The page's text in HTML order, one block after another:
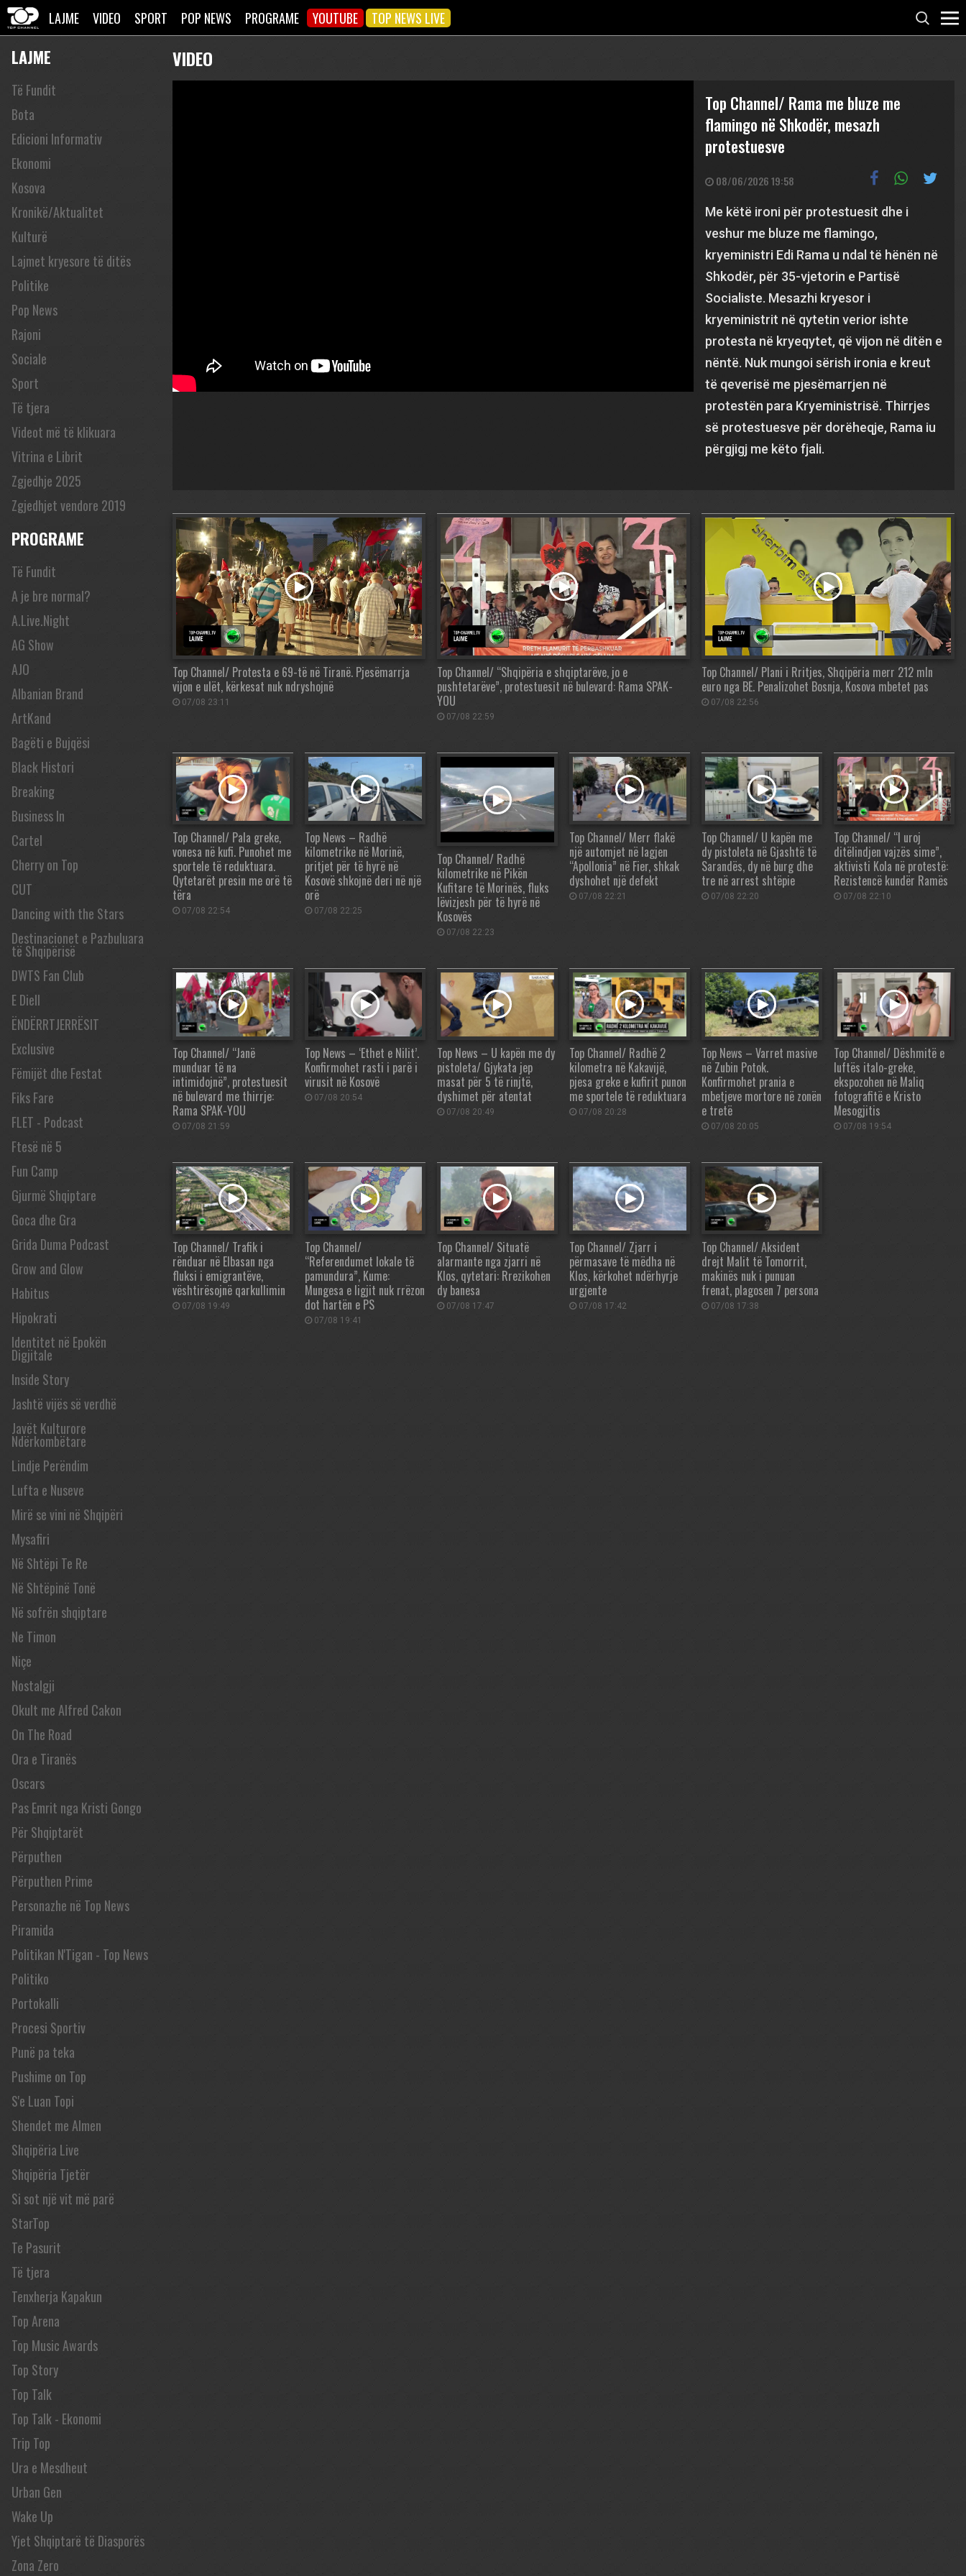
LAJME VIDEO SPORT POP NEWS PROGRAME YOUTUBE TOP NEWS LIVE
LAJME
Të Fundit
Bota
Edicioni Informativ
Ekonomi
Kosova
Kronikë/Aktualitet
Kulturë
Lajmet kryesore të ditës
Politike
Pop News
Rajoni
Sociale
Sport
Të tjera
Videot më të klikuara
Vitrina e Librit
Zgjedhje 2025
Zgjedhjet vendore 2019
PROGRAME
Të Fundit
A je bre normal?
A.Live.Night
AG Show
AJO
Albanian Brand
ArtKand
Bagëti e Bujqësi
Black Histori
Breaking
Business In
Cartel
Cherry on Top
CUT
Dancing with the Stars
Destinacionet e Pazbuluara
të Shqipërisë
DWTS Fan Club
E Diell
ËNDËRRTJERRËSIT
Exclusive
Fëmijët dhe Festat
Fiks Fare
FLET - Podcast
Ftesë në 5
Fun Camp
Gjurmë Shqiptare
Goca dhe Gra
Grida Duma Podcast
Grow and Glow
Habitus
Hipokrati
Identitet në Epokën
Digjitale
Inside Story
Jashtë vijës së verdhë
Javët Kulturore
Ndërkombëtare
Lindje Perëndim
Lufta e Nuseve
Mirë se vini në Shqipëri
Mysafiri
Në Shtëpi Te Re
Në Shtëpinë Tonë
Në sofrën shqiptare
Ne Timon
Niçe
Nostalgji
Okult me Alfred Cakon
On The Road
Ora e Tiranës
Oscars
Pas Emrit nga Kristi Gongo
Për Shqiptarët
Përputhen
Përputhen Prime
Personazhe në Top News
Piramida
Politikan N'Tigan - Top News
Politiko
Portokalli
Procesi Sportiv
Punë pa teka
Pushime on Top
S'e Luan Topi
Shendet me Almen
Shqipëria Live
Shqipëria Tjetër
Si sot një vit më parë
StarTop
Te Pasurit
Të tjera
Tenxherja Kapakun
Top Arena
Top Music Awards
Top Story
Top Talk
Top Talk - Ekonomi
Trip Top
Ura e Mesdheut
Urban Gen
Wake Up
Yjet Shqiptarë të Diasporës
Zona Zero
VIDEO
Top Channel/ Rama me bluze me
flamingo në Shkodër, mesazh
protestuesve
08/06/2026 19:58
Me këtë ironi për protestuesit dhe i
veshur me bluze me flamingo,
kryeministri Edi Rama u ndal të hënën në
Shkodër, për 35-vjetorin e Partisë
Socialiste. Mesazhi kryesor i
kryeministrit në qytetin verior ishte
protesta në kryeqytet, që vijon në ditën e
nëntë. Nuk mungoi sërish ironia e kreut
të qeverisë me pjesëmarrjen në
protestën para Kryeministrisë. Thirrjes
së protestuesve për dorëheqje, Rama iu
përgjigj me këto fjali.
Top Channel/ Protesta e 69-të në Tiranë. Pjesëmarrja
vijon e ulët, kërkesat nuk ndryshojnë
07/08 23:11
Top Channel/ “Shqipëria e shqiptarëve, jo e
pushtetarëve”, protestuesit në bulevard: Rama SPAK-
YOU
07/08 22:59
Top Channel/ Plani i Rritjes, Shqipëria merr 212 mln
euro nga BE. Penalizohet Bosnja, Kosova mbetet pas
07/08 22:56
Top Channel/ Pala greke,
vonesa në kufi. Punohet me
sportele të reduktuara.
Qytetarët presin me orë të
tëra
07/08 22:54
Top News – Radhë
kilometrike në Morinë,
pritjet për të hyrë në
Kosovë shkojnë deri në një
orë
07/08 22:25
Top Channel/ Radhë
kilometrike në Pikën
Kufitare të Morinës, fluks
lëvizjesh për të hyrë në
Kosovës
07/08 22:23
Top Channel/ Merr flakë
një automjet në lagjen
“Apollonia” në Fier, shkak
dyshohet një defekt
07/08 22:21
Top Channel/ U kapën me
dy pistoleta në Gjashtë të
Sarandës, dy në burg dhe
tre në arrest shtëpie
07/08 22:20
Top Channel/ “I uroj
ditëlindjen vajzës sime”,
aktivisti Kola në protestë:
Rezistencë kundër Ramës
07/08 22:10
Top Channel/ “Janë
munduar të na
intimidojnë”, protestuesit
në bulevard me thirrje:
Rama SPAK-YOU
07/08 21:59
Top News – ‘Ethet e Nilit’.
Konfirmohet rasti i parë i
virusit në Kosovë
07/08 20:54
Top News – U kapën me dy
pistoleta/ Gjykata jep
masat për 5 të rinjtë,
dyshimet për atentat
07/08 20:49
Top Channel/ Radhë 2
kilometra në Kakavijë,
pjesa greke e kufirit punon
me sportele të reduktuara
07/08 20:28
Top News – Varret masive
në Zubin Potok.
Konfirmohet prania e
mbetjeve mortore në zonën
e tretë
07/08 20:05
Top Channel/ Dëshmitë e
luftës italo-greke,
ekspozohen në Maliq
fotografitë e Kristo
Mesogjitis
07/08 19:54
Top Channel/ Trafik i
rënduar në Elbasan nga
fluksi i emigrantëve,
vështirësojnë qarkullimin
07/08 19:49
Top Channel/
“Referendumet lokale të
pamundura”, Kume:
Mungesa e ligjit nuk rrëzon
dot hartën e PS
07/08 19:41
Top Channel/ Situatë
alarmante nga zjarri në
Klos, qytetari: Rrezikohen
dy banesa
07/08 17:47
Top Channel/ Zjarr i
përmasave të mëdha në
Klos, kërkohet ndërhyrje
urgjente
07/08 17:42
Top Channel/ Aksident
drejt Malit të Tomorrit,
makinës nuk i punuan
frenat, plagosen 7 persona
07/08 17:38